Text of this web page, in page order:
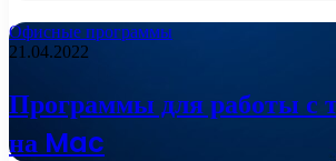
Офисные программы
21.04.2022
Программы для работы с
на Mac